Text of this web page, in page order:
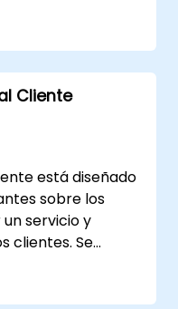
estas
al cliente,
de
huéspedes.
asegurando un
para
y
de manera
Cliente
está diseñado
sobre los
servicio y
clientes. Se